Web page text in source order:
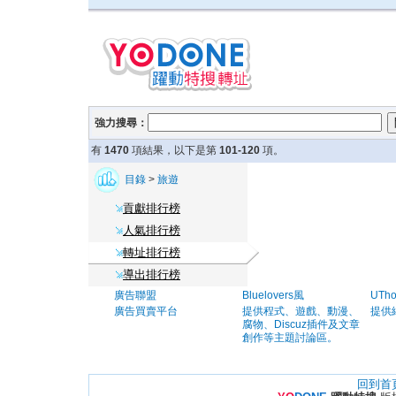
強力搜尋：
有 1470 項結果，以下是第 101-120 項。
目錄 > 旅遊
貢獻排行榜
人氣排行榜
轉址排行榜
導出排行榜
廣告聯盟
廣告買賣平台
Bluelovers風
提供程式、遊戲、動漫、
腐物、Discuz插件及文章
創作等主題討論區。
提供
回到首